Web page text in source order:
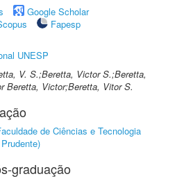
Google Scholar
Fapesp
UNESP
V. S.;Beretta, Victor S.;Beretta,
Beretta, Victor;Beretta, Vitor S.
de Ciências e Tecnologia
graduação